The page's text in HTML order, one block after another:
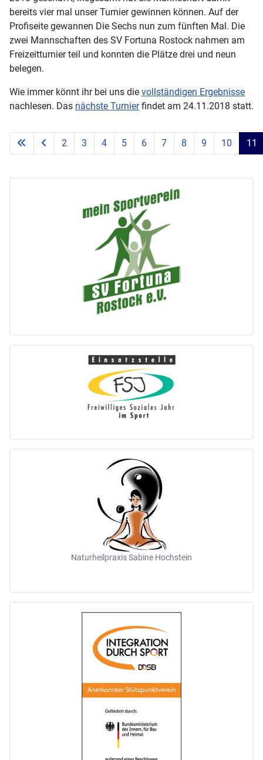
bereits vier mal unser Turnier gewinnen können. Auf der
Profiseite gewannen Die Sechs nun zum fünften Mal. Die
zwei Mannschaften des SV Fortuna Rostock nahmen am
Freizeitturnier teil und konnten die Plätze drei und neun
belegen.
Wie immer könnt ihr bei uns die vollständigen Ergebnisse
nachlesen. Das nächste Turnierfindet am 24.11.2018 statt.
Seite 11 von 11
2 3 4 5 6 7 8 9 10 11
Naturheilpraxis Sabine Hochstein